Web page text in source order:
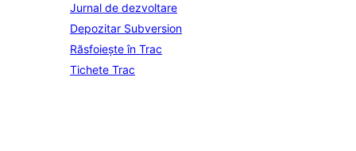
Jurnal de dezvoltare
Depozitar Subversion
Răsfoiește în Trac
Tichete Trac